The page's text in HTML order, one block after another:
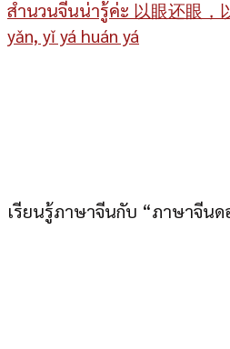
สำนวนจีนน่ารู้ค่ะ 以眼还眼，
yǎn, yǐ yá huán yá
เรียนรู้ภาษาจีนกับ “ภาษาจีน